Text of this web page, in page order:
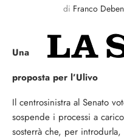
di Franco
Una
proposta per l’Ulivo
Il centrosinistra al Senato
sospende i processi a
sosterrà che, per